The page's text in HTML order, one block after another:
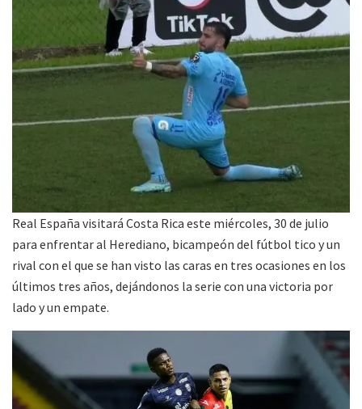
Real España visitará Costa Rica este miércoles, 30 de julio
para enfrentar al Herediano, bicampeón del fútbol tico y un
rival con el que se han visto las caras en tres ocasiones en los
últimos tres años, dejándonos la serie con una victoria por
lado y un empate.